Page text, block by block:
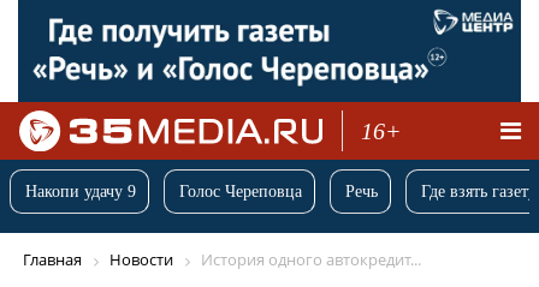
16+
Накопи удачу 9 Голос Череповца Речь Где взять
Главная Новости История одного автокредит...